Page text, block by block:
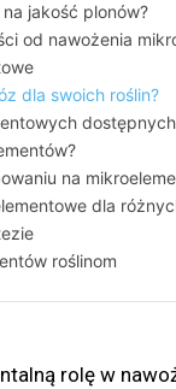
jakość plonów?
od nawożenia
dla swoich roślin?
na
dla
roślinom
rolę w